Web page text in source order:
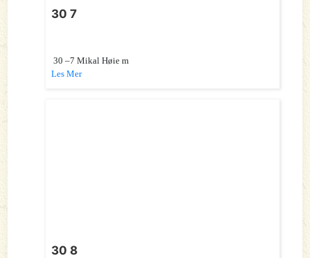
30 7
30 –7 Mikal Høie m
Les Mer
30 8